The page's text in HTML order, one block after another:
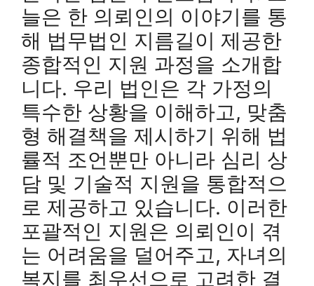
늘은 한 의뢰인의 이야기를 통
해 법무법인 지름길이 제공한
종합적인 지원 과정을 소개합
니다. 우리 법인은 각 가정의
특수한 상황을 이해하고, 맞춤
형 해결책을 제시하기 위해 법
률적 조언뿐만 아니라 심리 상
담 및 기술적 지원을 통합적으
로 제공하고 있습니다. 이러한
포괄적인 지원은 의뢰인이 겪
는 어려움을 덜어주고, 자녀의
복지를 최우선으로 고려한 결